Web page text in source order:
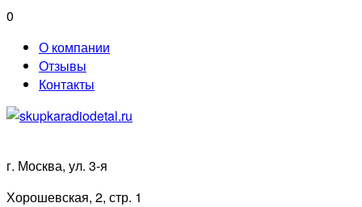
Перейти
содержимому
0
О компании
Отзывы
Контакты
г. Москва, ул. 3-я
Хорошевская, 2, стр. 1